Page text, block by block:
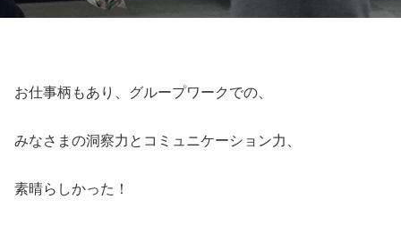
お仕事柄もあり、グループワークでの、
みなさまの洞察力とコミュニケーション力、
素晴らしかった！